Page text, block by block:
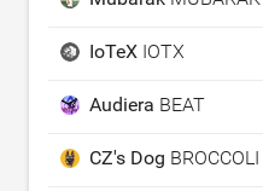
IoTeX IOTX
Audiera BEAT
CZ's Dog BROCCOLI